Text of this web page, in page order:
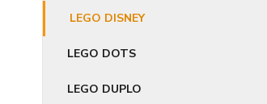
LEGO DISNEY
LEGO DOTS
LEGO DUPLO